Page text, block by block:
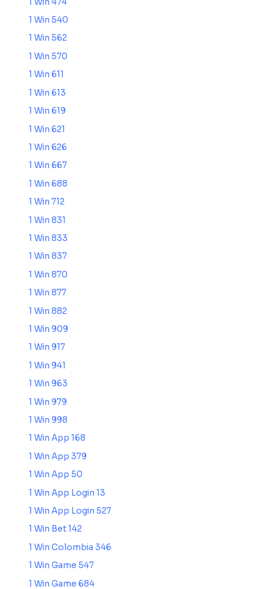
1 Win 540
1 Win 562
1 Win 570
1 Win 611
1 Win 613
1 Win 619
1 Win 621
1 Win 626
1 Win 667
1 Win 688
1 Win 712
1 Win 831
1 Win 833
1 Win 837
1 Win 870
1 Win 877
1 Win 882
1 Win 909
1 Win 917
1 Win 941
1 Win 963
1 Win 979
1 Win 998
1 Win App 168
1 Win App 379
1 Win App 50
1 Win App Login 13
1 Win App Login 527
1 Win Bet 142
1 Win Colombia 346
1 Win Game 547
1 Win Game 684